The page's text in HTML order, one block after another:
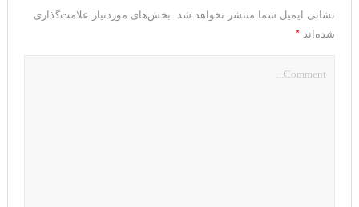
نشانی ایمیل شما منتشر نخواهد شد. بخش‌های موردنیاز علامت‌گذاری
شده‌اند *